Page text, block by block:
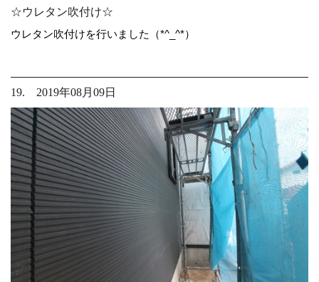
☆ウレタン吹付け☆
ウレタン吹付けを行いました（*^_^*）
19. 2019年08月09日